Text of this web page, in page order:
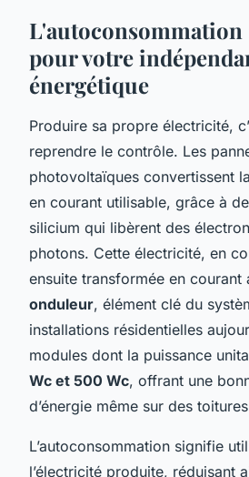
pour votre
énergétique
Produire sa propre électricité,
reprendre le contrôle. Les
photovoltaïques convertissent
en courant utilisable, grâce à
silicium qui libèrent des
photons. Cette électricité, en
ensuite transformée en courant
onduleur, élément clé du
installations résidentielles
modules dont la puissance
Wc et 500 Wc, offrant une
d’énergie même sur des
L’autoconsommation signifie
l’électricité produite, réduisant